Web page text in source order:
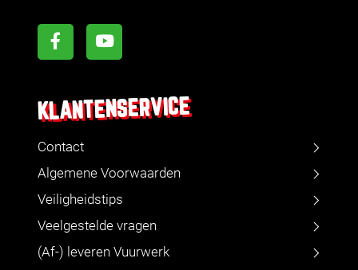
KLANTENSERVICE
Contact
Algemene Voorwaarden
Veiligheidstips
Veelgestelde vragen
(Af-) leveren Vuurwerk